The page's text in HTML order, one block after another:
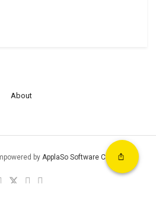
About
by ApplaSo Software Company